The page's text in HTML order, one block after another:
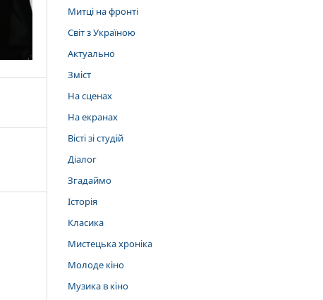
Митці на фронті
Світ з Україною
Актуально
Зміст
На сценах
На екранах
Вісті зі студій
Діалог
Згадаймо
Історія
Класика
Мистецька хроніка
Молоде кіно
Музика в кіно